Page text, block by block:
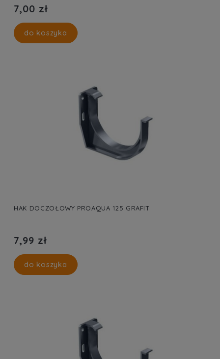
7,00 zł
do koszyka
HAK DOCZOŁOWY PROAQUA 125 GRAFIT
7,99 zł
do koszyka